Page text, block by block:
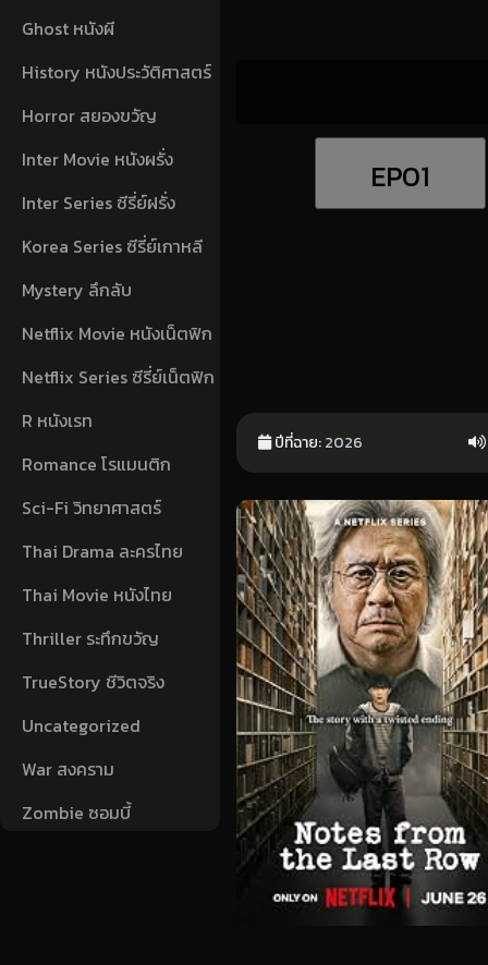
Ghost หนังผี
History หนังประวัติศาสตร์
Horror สยองขวัญ
Inter Movie หนังผรั่ง
Inter Series ซีรี่ย์ฝรั่ง
Korea Series ซีรี่ย์เกาหลี
Mystery ลึกลับ
Netflix Movie หนังเน็ตฟิก
Netflix Series ซีรี่ย์เน็ตฟิก
R หนังเรท
Romance โรแมนติก
Sci-Fi วิทยาศาสตร์
Thai Drama ละครไทย
Thai Movie หนังไทย
Thriller ระทึกขวัญ
TrueStory ชีวิตจริง
Uncategorized
War สงคราม
Zombie ซอมบี้
EP01
ปีที่ฉาย:2026